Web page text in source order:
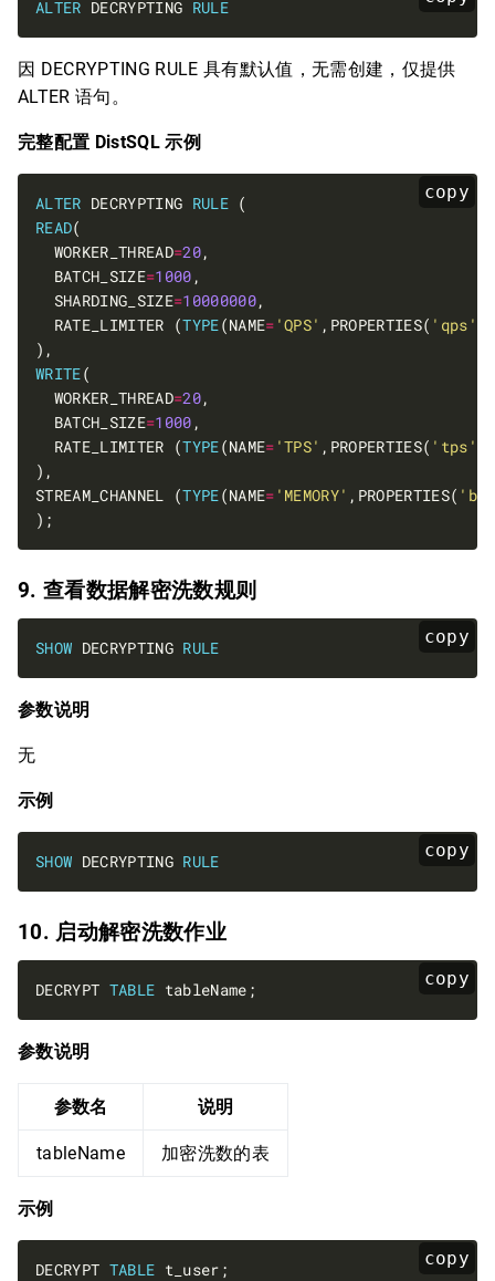
ALTER DECRYPTING RULE
因 DECRYPTING RULE 具有默认值，无需创建，仅提供
ALTER 语句。
完整配置 DistSQL 示例
copy
ALTER DECRYPTING RULE
READ
  WORKER_THREAD
=20
  BATCH_SIZE
=1000
  SHARDING_SIZE
=10000000
  RATE_LIMITER (
TYPE(NAME= 'QPS' ,PROPERTIES( 'qps'
WRITE
  WORKER_THREAD
=20
  BATCH_SIZE
=1000
  RATE_LIMITER (
TYPE(NAME= 'TPS' ,PROPERTIES( 'tps'
STREAM_CHANNEL (TYPE(NAME= 'MEMORY' ,PROPERTIES(
9. 查看数据解密洗数规则
copy
SHOW DECRYPTING RULE
参数说明
无
示例
copy
SHOW DECRYPTING RULE
10. 启动解密洗数作业
copy
DECRYPT TABLE
参数说明
参数名 说明
tableName 加密洗数的表
示例
copy
DECRYPT TABLE